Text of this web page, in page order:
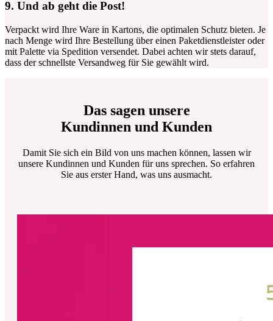
9. Und ab geht die Post!
Verpackt wird Ihre Ware in Kartons, die optimalen Schutz bieten. Je
nach Menge wird Ihre Bestellung über einen Paketdienstleister oder
mit Palette via Spedition versendet. Dabei achten wir stets darauf,
dass der schnellste Versandweg für Sie gewählt wird.
Das sagen unsere
Kundinnen und Kunden
Damit Sie sich ein Bild von uns machen können, lassen wir
unsere Kundinnen und Kunden für uns sprechen. So erfahren
Sie aus erster Hand, was uns ausmacht.